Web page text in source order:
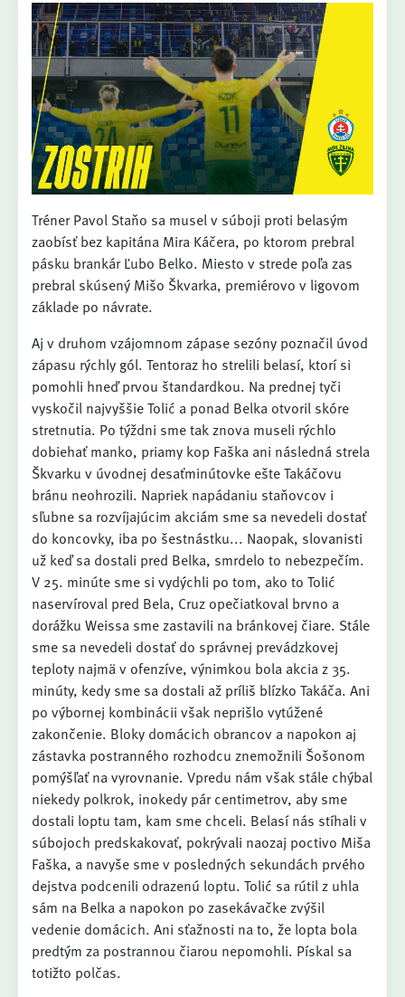
Tréner Pavol Staňo sa musel v súboji proti belasým
zaobísť bez kapitána Mira Káčera, po ktorom prebral
pásku brankár Ľubo Belko. Miesto v strede poľa zas
prebral skúsený Mišo Škvarka, premiérovo v ligovom
základe po návrate.
Aj v druhom vzájomnom zápase sezóny poznačil úvod
zápasu rýchly gól. Tentoraz ho strelili belasí, ktorí si
pomohli hneď prvou štandardkou. Na prednej tyči
vyskočil najvyššie Tolić a ponad Belka otvoril skóre
stretnutia. Po týždni sme tak znova museli rýchlo
dobiehať manko, priamy kop Faška ani následná strela
Škvarku v úvodnej desaťminútovke ešte Takáčovu
bránu neohrozili. Napriek napádaniu staňovcov i
sľubne sa rozvíjajúcim akciám sme sa nevedeli dostať
do koncovky, iba po šestnástku... Naopak, slovanisti
už keď sa dostali pred Belka, smrdelo to nebezpečím.
V 25. minúte sme si vydýchli po tom, ako to Tolić
naservíroval pred Bela, Cruz opečiatkoval brvno a
dorážku Weissa sme zastavili na bránkovej čiare. Stále
sme sa nevedeli dostať do správnej prevádzkovej
teploty najmä v ofenzíve, výnimkou bola akcia z 35.
minúty, kedy sme sa dostali až príliš blízko Takáča. Ani
po výbornej kombinácii však neprišlo vytúžené
zakončenie. Bloky domácich obrancov a napokon aj
zástavka postranného rozhodcu znemožnili Šošonom
pomýšľať na vyrovnanie. Vpredu nám však stále chýbal
niekedy polkrok, inokedy pár centimetrov, aby sme
dostali loptu tam, kam sme chceli. Belasí nás stíhali v
súbojoch predskakovať, pokrývali naozaj poctivo Miša
Faška, a navyše sme v posledných sekundách prvého
dejstva podcenili odrazenú loptu. Tolić sa rútil z uhla
sám na Belka a napokon po zasekávačke zvýšil
vedenie domácich. Ani sťažnosti na to, že lopta bola
predtým za postrannou čiarou nepomohli. Pískal sa
totižto polčas.